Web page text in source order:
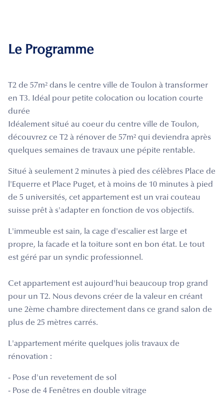
Le Programme
T2 de 57m² dans le centre ville de Toulon à transformer
en T3. Idéal pour petite colocation ou location courte
durée
Idéalement situé au coeur du centre ville de Toulon,
découvrez ce T2 à rénover de 57m² qui deviendra après
quelques semaines de travaux une pépite rentable.
Situé à seulement 2 minutes à pied des célèbres Place de
l'Equerre et Place Puget, et à moins de 10 minutes à pied
de 5 universités, cet appartement est un vrai couteau
suisse prêt à s'adapter en fonction de vos objectifs.
L'immeuble est sain, la cage d'escalier est large et
propre, la facade et la toiture sont en bon état. Le tout
est géré par un syndic professionnel.
Cet appartement est aujourd'hui beaucoup trop grand
pour un T2. Nous devons créer de la valeur en créant
une 2ème chambre directement dans ce grand salon de
plus de 25 mètres carrés.
L'appartement mérite quelques jolis travaux de
rénovation :
- Pose d'un revetement de sol
- Pose de 4 Fenêtres en double vitrage